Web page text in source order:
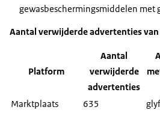
gewasbeschermingsmiddelen met
Aantal verwijderde advertenties
Platform
Aantal
verwijderde
advertenties
Marktplaats
635